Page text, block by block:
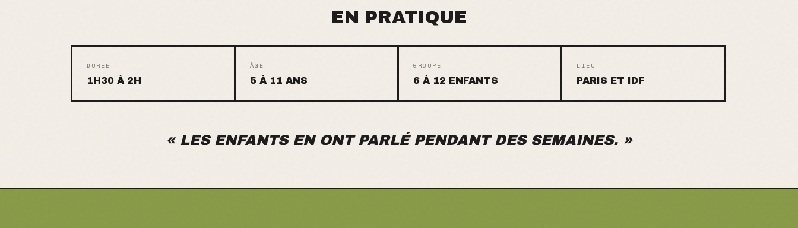
EN PRATIQUE
DURÉE
1H30 À 2H
ÂGE
5 À 11 ANS
GROUPE
6 À 12 ENFANTS
LIEU
PARIS ET IDF
« LES ENFANTS EN ONT PARLÉ PENDANT DES SEMAINES. »